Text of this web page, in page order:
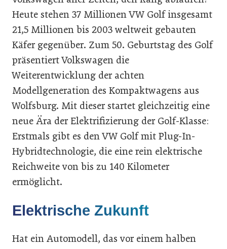
Heute stehen 37 Millionen VW Golf insgesamt
21,5 Millionen bis 2003 weltweit gebauten
Käfer gegenüber. Zum 50. Geburtstag des Golf
präsentiert Volkswagen die
Weiterentwicklung der achten
Modellgeneration des Kompaktwagens aus
Wolfsburg. Mit dieser startet gleichzeitig eine
neue Ära der Elektrifizierung der Golf-Klasse:
Erstmals gibt es den VW Golf mit Plug-In-
Hybridtechnologie, die eine rein elektrische
Reichweite von bis zu 140 Kilometer
ermöglicht.
Elektrische Zukunft
Hat ein Automodell, das vor einem halben